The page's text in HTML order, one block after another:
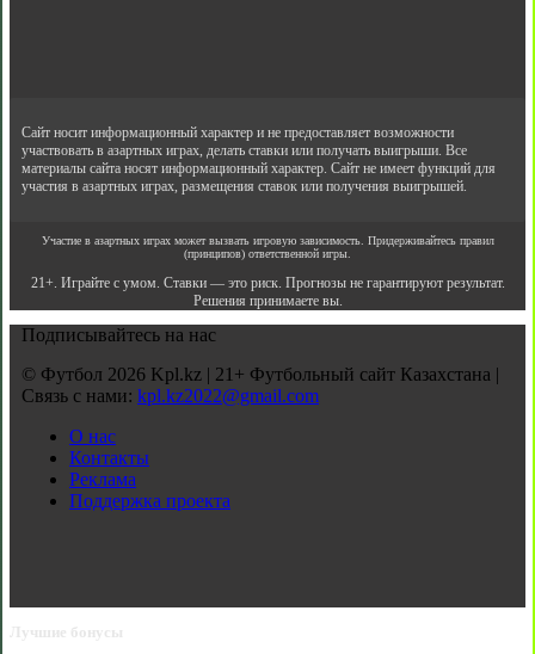
Сайт носит информационный характер и не предоставляет возможности
участвовать в азартных играх, делать ставки или получать выигрыши. Все
материалы сайта носят информационный характер. Сайт не имеет функций для
участия в азартных играх, размещения ставок или получения выигрышей.
Участие в азартных играх может вызвать игровую зависимость. Придерживайтесь правил
(принципов) ответственной игры.
21+. Играйте с умом. Ставки — это риск. Прогнозы не гарантируют результат.
Решения принимаете вы.
Подписывайтесь на нас
© Футбол 2026 Kpl.kz | 21+ Футбольный сайт Казахстана |
Связь с нами: kpl.kz2022@gmail.com
О нас
Контакты
Реклама
Поддержка проекта
Лучшие бонусы